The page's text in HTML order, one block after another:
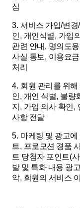
심
3. 서비스 가입/변경/
인, 개인식별, 가입
관련 안내 , 명의도
사실 통보 , 이용요
처리
4. 회원 관리를 위
인, 개인 식별, 불량
지 , 가입 의사 확인,
사항 전달
5. 마케팅 및 광고
트, 프로모션 경품
트 당첨자 포인트(
발 및 특화 내용 광
악, 회원의 서비스